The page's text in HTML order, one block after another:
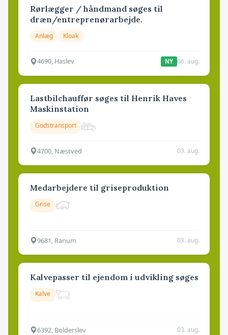
Rørlægger / håndmand søges til
dræn/entreprenørarbejde.
Anlæg Kloak
4690, Haslev NY 06. aug.
Lastbilchauffør søges til Henrik Haves
Maskinstation
Godstransport
4700, Næstved 03. aug.
Medarbejdere til griseproduktion
Grise
9681, Ranum 03. aug.
Kalvepasser til ejendom i udvikling søges
Kalve
6392, Bolderslev 03. aug.